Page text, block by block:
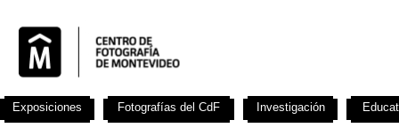
Exposiciones Fotografías del CdF Investigación